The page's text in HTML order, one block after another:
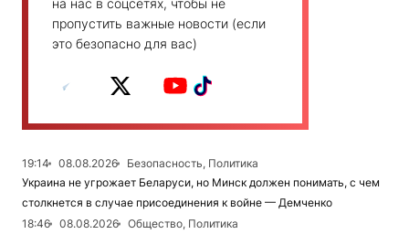
пропустить важные новости (если
это безопасно для вас)
19:14 08.08.2026
Безопасность, Политика
Украина не угрожает Беларуси, но Минск должен понимать, с чем
столкнется в случае присоединения к войне — Демченко
18:46
08.08.2026
Общество, Политика